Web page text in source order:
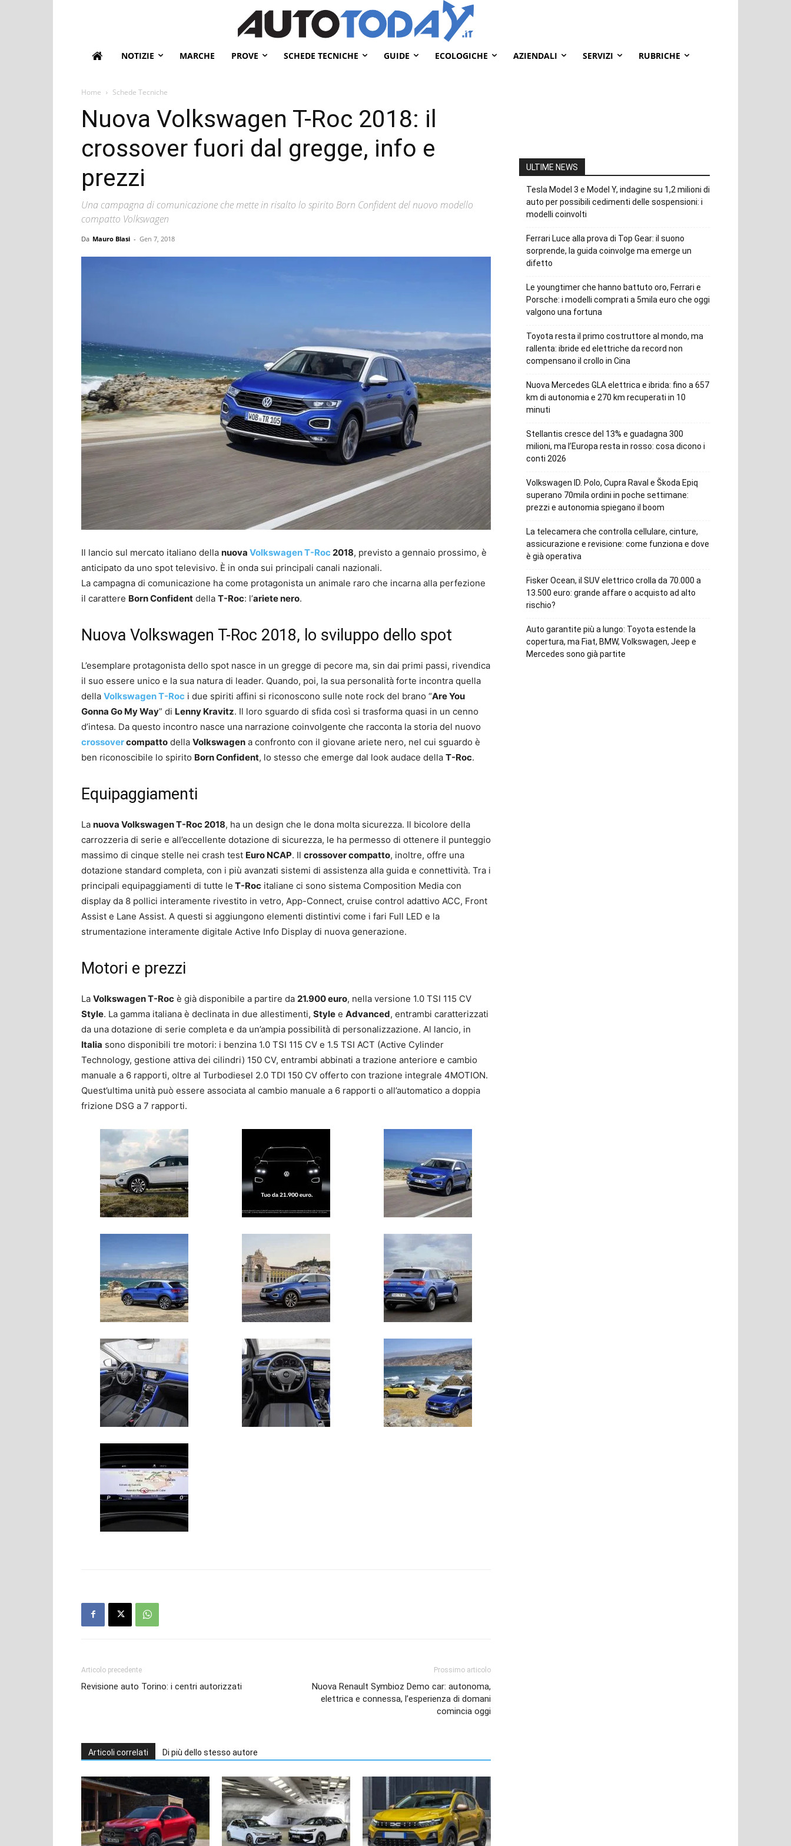
NOTIZIE MARCHE PROVE SCHEDE TECNICHE GUIDE ECOLOGICHE AZIENDALI SERVIZI RUBRICHE
Home Schede Tecniche
Nuova Volkswagen T-Roc 2018: il
crossover fuori dal gregge, info e
prezzi
Una campagna di comunicazione che mette in risalto lo spirito Born Confident del nuovo modello
compatto Volkswagen
Da Mauro Blasi - Gen 7, 2018
Il lancio sul mercato italiano della nuova Volkswagen T-Roc 2018, previsto a gennaio prossimo, è
anticipato da uno spot televisivo. È in onda sui principali canali nazionali.
La campagna di comunicazione ha come protagonista un animale raro che incarna alla perfezione
il carattere Born Confident della T-Roc: l’ariete nero.
Nuova Volkswagen T-Roc 2018, lo sviluppo dello spot
L’esemplare protagonista dello spot nasce in un gregge di pecore ma, sin dai primi passi, rivendica
il suo essere unico e la sua natura di leader. Quando, poi, la sua personalità forte incontra quella
della Volkswagen T-Roc i due spiriti affini si riconoscono sulle note rock del brano “Are You
Gonna Go My Way” di Lenny Kravitz. Il loro sguardo di sfida così si trasforma quasi in un cenno
d’intesa. Da questo incontro nasce una narrazione coinvolgente che racconta la storia del nuovo
crossovercompatto della Volkswagen a confronto con il giovane ariete nero, nel cui sguardo è
ben riconoscibile lo spirito Born Confident, lo stesso che emerge dal look audace della T-Roc.
Equipaggiamenti
La nuova Volkswagen T-Roc 2018, ha un design che le dona molta sicurezza. Il bicolore della
carrozzeria di serie e all’eccellente dotazione di sicurezza, le ha permesso di ottenere il punteggio
massimo di cinque stelle nei crash test Euro NCAP. Il crossover compatto, inoltre, offre una
dotazione standard completa, con i più avanzati sistemi di assistenza alla guida e connettività. Tra i
principali equipaggiamenti di tutte le T-Roc italiane ci sono sistema Composition Media con
display da 8 pollici interamente rivestito in vetro, App-Connect, cruise control adattivo ACC, Front
Assist e Lane Assist. A questi si aggiungono elementi distintivi come i fari Full LED e la
strumentazione interamente digitale Active Info Display di nuova generazione.
Motori e prezzi
La Volkswagen T-Roc è già disponibile a partire da 21.900 euro, nella versione 1.0 TSI 115 CV
Style. La gamma italiana è declinata in due allestimenti, Style e Advanced, entrambi caratterizzati
da una dotazione di serie completa e da un’ampia possibilità di personalizzazione. Al lancio, in
Italia sono disponibili tre motori: i benzina 1.0 TSI 115 CV e 1.5 TSI ACT (Active Cylinder
Technology, gestione attiva dei cilindri) 150 CV, entrambi abbinati a trazione anteriore e cambio
manuale a 6 rapporti, oltre al Turbodiesel 2.0 TDI 150 CV offerto con trazione integrale 4MOTION.
Quest’ultima unità può essere associata al cambio manuale a 6 rapporti o all’automatico a doppia
frizione DSG a 7 rapporti.
Articolo precedente
Revisione auto Torino: i centri autorizzati
Prossimo articolo
Nuova Renault Symbioz Demo car: autonoma,
elettrica e connessa, l’esperienza di domani
comincia oggi
Articoli correlati Di più dello stesso autore
ULTIME NEWS
Tesla Model 3 e Model Y, indagine su 1,2 milioni di
auto per possibili cedimenti delle sospensioni: i
modelli coinvolti
Ferrari Luce alla prova di Top Gear: il suono
sorprende, la guida coinvolge ma emerge un
difetto
Le youngtimer che hanno battuto oro, Ferrari e
Porsche: i modelli comprati a 5mila euro che oggi
valgono una fortuna
Toyota resta il primo costruttore al mondo, ma
rallenta: ibride ed elettriche da record non
compensano il crollo in Cina
Nuova Mercedes GLA elettrica e ibrida: fino a 657
km di autonomia e 270 km recuperati in 10
minuti
Stellantis cresce del 13% e guadagna 300
milioni, ma l’Europa resta in rosso: cosa dicono i
conti 2026
Volkswagen ID. Polo, Cupra Raval e Škoda Epiq
superano 70mila ordini in poche settimane:
prezzi e autonomia spiegano il boom
La telecamera che controlla cellulare, cinture,
assicurazione e revisione: come funziona e dove
è già operativa
Fisker Ocean, il SUV elettrico crolla da 70.000 a
13.500 euro: grande affare o acquisto ad alto
rischio?
Auto garantite più a lungo: Toyota estende la
copertura, ma Fiat, BMW, Volkswagen, Jeep e
Mercedes sono già partite